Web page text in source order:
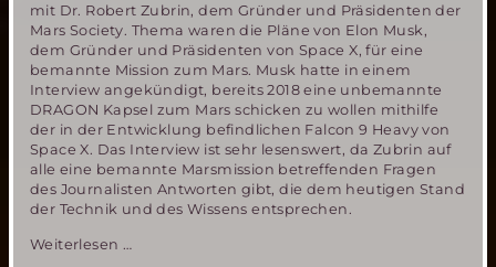
mit Dr. Robert Zubrin, dem Gründer und Präsidenten der
Mars Society. Thema waren die Pläne von Elon Musk,
dem Gründer und Präsidenten von Space X, für eine
bemannte Mission zum Mars. Musk hatte in einem
Interview angekündigt, bereits 2018 eine unbemannte
DRAGON Kapsel zum Mars schicken zu wollen mithilfe
der in der Entwicklung befindlichen Falcon 9 Heavy von
Space X. Das Interview ist sehr lesenswert, da Zubrin auf
alle eine bemannte Marsmission betreffenden Fragen
des Journalisten Antworten gibt, die dem heutigen Stand
der Technik und des Wissens entsprechen.
Weiterlesen …